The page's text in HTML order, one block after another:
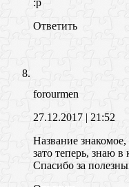
:p
Ответить
forourmen
27.12.2017 | 21:52
Название
зато теперь, знаю в
Спасибо за